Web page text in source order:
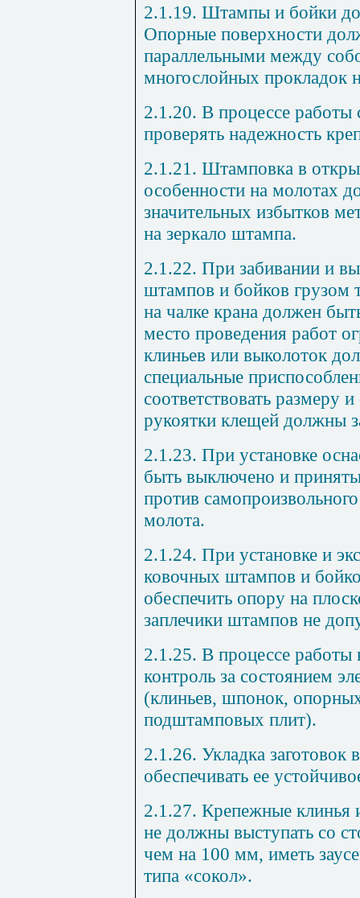
2.1.19. Штампы и бойки
Опорные поверхности
параллельными между
многослойных прокладок
2.1.20. В процессе работы
проверять надежность
2.1.21. Штамповка в
особенности на молотах
значительных избытков
на зеркало штампа.
2.1.22. При забивании и
штампов и бойков грузом
на чалке крана должен
место проведения работ
клиньев или выколоток
специальные
соответствовать размеру
рукоятки клещей должны
2.1.23. При установке
быть выключено и
против
молота.
2.1.24. При установке и
ковочных штампов и
обеспечить опору на
заплечики штампов не
2.1.25. В процессе работы
контроль за состоянием
(клиньев, шпонок,
подштамповых плит).
2.1.26. Укладка
обеспечивать ее
2.1.27. Крепежные клинья
не должны выступать со
чем на 100 мм, иметь
типа «сокол».